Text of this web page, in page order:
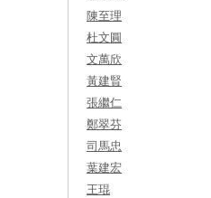
陳至理
杜文圓
文萬欣
黃建賢
張繼仁
鄭翠芬
司馬忠
葉建宏
王琨